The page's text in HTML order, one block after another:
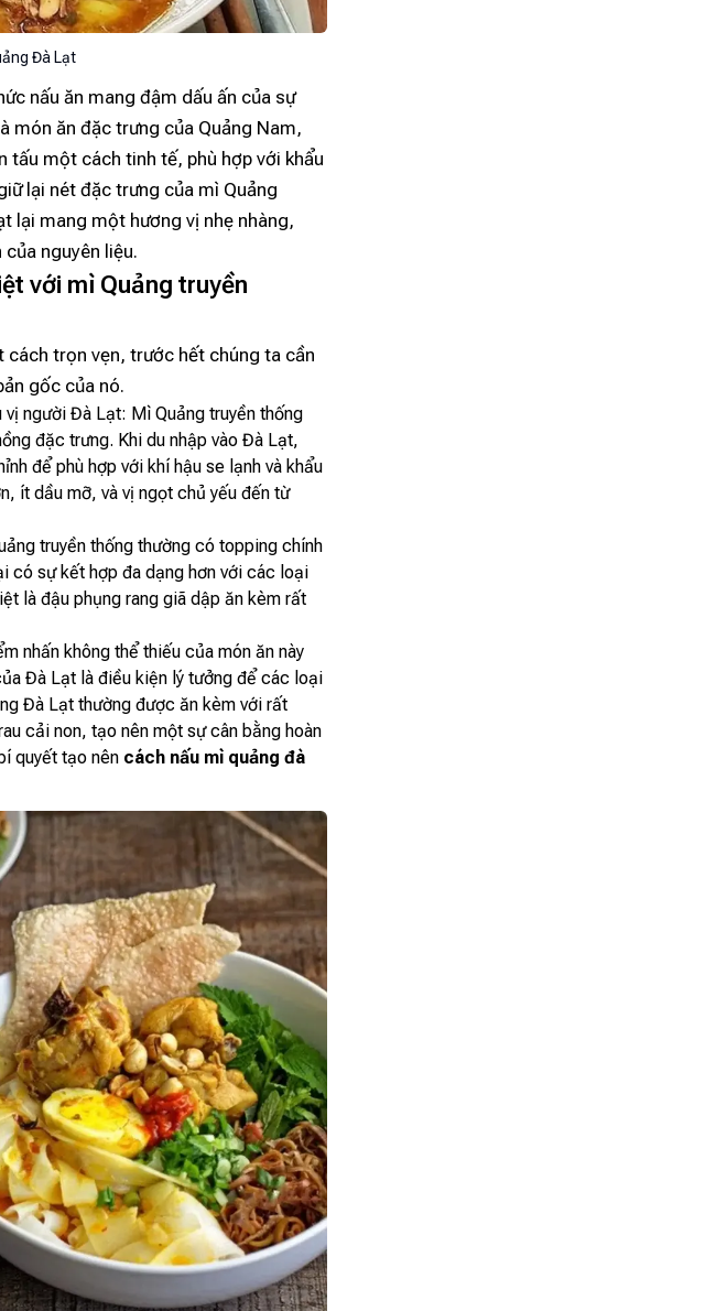
Đà Lạt
nấu ăn mang đậm dấu ấn của sự
món ăn đặc trưng của Quảng Nam,
tấu một cách tinh tế, phù hợp với khẩu
lại nét đặc trưng của mì Quảng
lại mang một hương vị nhẹ nhàng,
nguyên liệu.
với mì Quảng truyền
cách trọn vẹn, trước hết chúng ta cần
gốc của nó.
người Đà Lạt: Mì Quảng truyền thống
đặc trưng. Khi du nhập vào Đà Lạt,
để phù hợp với khí hậu se lạnh và khẩu
ít dầu mỡ, và vị ngọt chủ yếu đến từ
truyền thống thường có topping chính
có sự kết hợp đa dạng hơn với các loại
là đậu phụng rang giã dập ăn kèm rất
nhấn không thể thiếu của món ăn này
Đà Lạt là điều kiện lý tưởng để các loại
Đà Lạt thường được ăn kèm với rất
cải non, tạo nên một sự cân bằng hoàn
quyết tạo nên cách nấu mì quảng đà